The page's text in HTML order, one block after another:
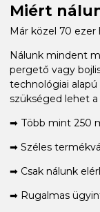
Miért
Már közel 70 ezer
Nálunk mindent
pergető vagy
technológiai
szükséged lehet a
➡ Több mint 250
➡ Széles
➡ Csak nálunk
➡ Rugalmas